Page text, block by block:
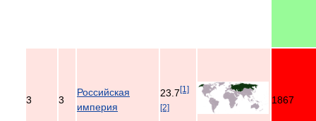
3 3
Российская
империя
23.7[1]
[2]
1867